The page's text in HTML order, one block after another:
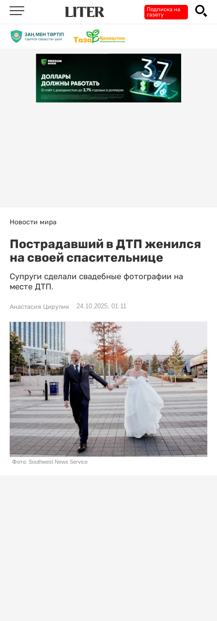
Подписка на
газету
Новости мира
Пострадавший в ДТП женился
на своей спасительнице
Супруги сделали свадебные фотографии на
месте ДТП.
Анастасия Цирулик 24.10.2025, 01:11
Фото: Southwest News Service